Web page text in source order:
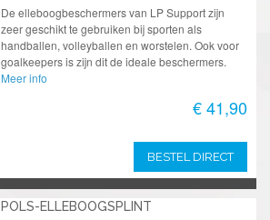
De elleboogbeschermers van LP Support zijn
zeer geschikt te gebruiken bij sporten als
handballen, volleyballen en worstelen. Ook voor
goalkeepers is zijn dit de ideale beschermers.
Meer info
€ 41,90
BESTEL DIRECT
POLS-ELLEBOOGSPLINT